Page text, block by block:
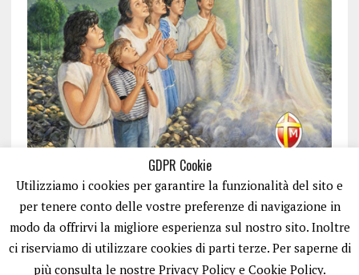
ISCRIVITI
GDPR Cookie
Utilizziamo i cookies per garantire la funzionalità del sito e
per tenere conto delle vostre preferenze di navigazione in
modo da offrirvi la migliore esperienza sul nostro sito. Inoltre
ci riserviamo di utilizzare cookies di parti terze. Per saperne di
più consulta le nostre Privacy Policy e Cookie Policy.